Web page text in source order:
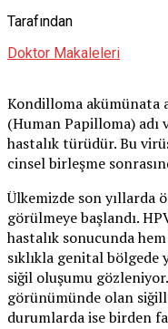
Tarafından
Doktor Makaleleri
Kondilloma akümünata
(Human Papilloma)
hastalık türüdür. Bu
cinsel birleşme
Ülkemizde son yıllarda
görülmeye başlandı.
hastalık sonucunda
sıklıkla genital bölgede
siğil oluşumu
görünümünde olan
durumlarda ise birden